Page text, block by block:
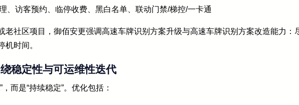
、访客预约、临停收费、黑白名单、联动门禁/梯控/一卡通
老社区项目，御佰安更强调高速车牌识别方案升级与高速车牌识别方案改造能力：
机时间。
稳定性与可运维性迭代
，而是“持续稳定”。优化包括：